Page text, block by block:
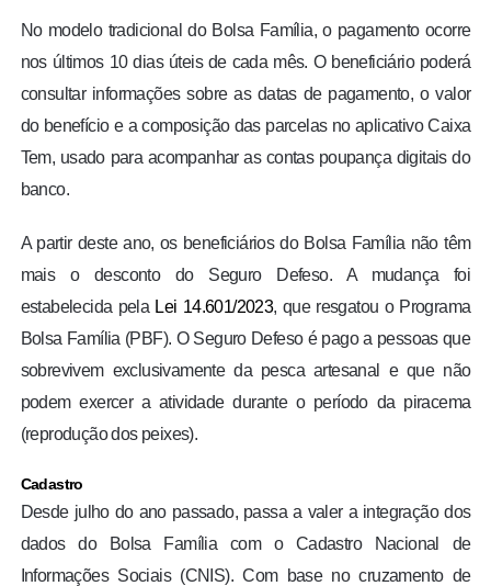
No modelo tradicional do Bolsa Família, o pagamento ocorre
nos últimos 10 dias úteis de cada mês. O beneficiário poderá
consultar informações sobre as datas de pagamento, o valor
do benefício e a composição das parcelas no aplicativo Caixa
Tem, usado para acompanhar as contas poupança digitais do
banco.
A partir deste ano, os beneficiários do Bolsa Família não têm
mais o desconto do Seguro Defeso. A mudança foi
estabelecida pela Lei 14.601/2023, que resgatou o Programa
Bolsa Família (PBF). O Seguro Defeso é pago a pessoas que
sobrevivem exclusivamente da pesca artesanal e que não
podem exercer a atividade durante o período da piracema
(reprodução dos peixes).
Cadastro
Desde julho do ano passado, passa a valer a integração dos
dados do Bolsa Família com o Cadastro Nacional de
Informações Sociais (CNIS). Com base no cruzamento de